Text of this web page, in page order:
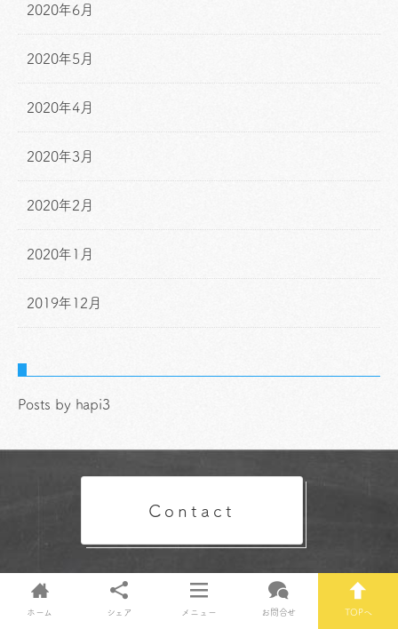
2020年6月
2020年5月
2020年4月
2020年3月
2020年2月
2020年1月
2019年12月
Posts by hapi3
Contact
ホーム シェア メニュー お問合せ TOPへ